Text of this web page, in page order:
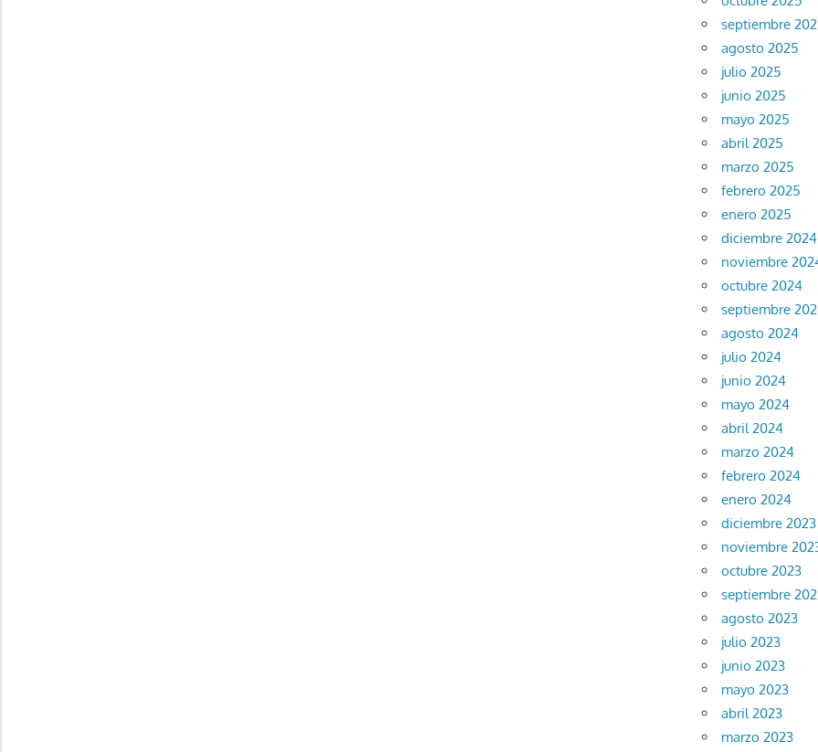
septiembre
agosto 2025
julio 2025
junio 2025
mayo 2025
abril 2025
marzo 2025
febrero 2025
enero 2025
diciembre 2024
noviembre
octubre 2024
septiembre
agosto 2024
julio 2024
junio 2024
mayo 2024
abril 2024
marzo 2024
febrero 2024
enero 2024
diciembre 2023
noviembre
octubre 2023
septiembre
agosto 2023
julio 2023
junio 2023
mayo 2023
abril 2023
marzo 2023